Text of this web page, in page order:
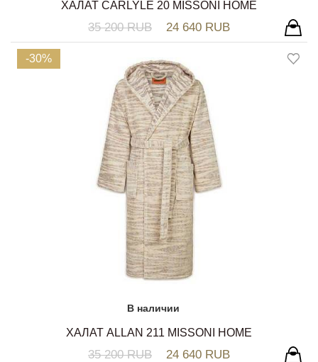
ХАЛАТ CARLYLE 20 MISSONI HOME
35 200 RUB 24 640 RUB
-30%
В наличии
ХАЛАТ ALLAN 211 MISSONI HOME
35 200 RUB 24 640 RUB